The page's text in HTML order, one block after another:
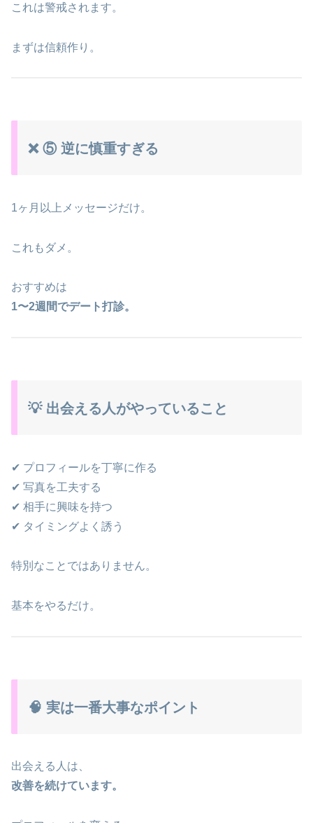
これは警戒されます。
まずは信頼作り。
❌ ⑤ 逆に慎重すぎる
1ヶ月以上メッセージだけ。
これもダメ。
おすすめは
1〜2週間でデート打診。
💡 出会える人がやっていること
✔ プロフィールを丁寧に作る
✔ 写真を工夫する
✔ 相手に興味を持つ
✔ タイミングよく誘う
特別なことではありません。
基本をやるだけ。
🧠 実は一番大事なポイント
出会える人は、
改善を続けています。